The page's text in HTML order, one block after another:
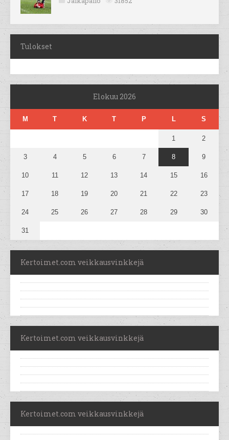
Tulokset
Elokuu 2026
M T K T P L S
1 2
3 4 5 6 7 8 9
10 11 12 13 14 15 16
17 18 19 20 21 22 23
24 25 26 27 28 29 30
31
Kertoimet.com veikkausvinkkejä
Kertoimet.com veikkausvinkkejä
Kertoimet.com veikkausvinkkejä